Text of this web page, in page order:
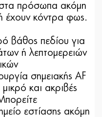
στα πρόσωπα ακόμη
έχουν κόντρα φως.
βάθος πεδίου για
ή λεπτομερειών
σημειακής AF
και ακριβές
εστίασης ακόμη